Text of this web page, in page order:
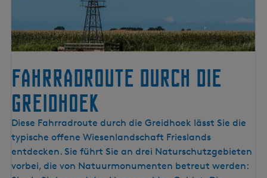
s
Fahrradroute durch die
Greidhoek
F
a
h
r
Diese Fahrradroute durch die Greidhoek lässt Sie die
typische offene Wiesenlandschaft Frieslands
entdecken. Sie führt Sie an drei Naturschutzgebieten
vorbei, die von Natuurmonumenten betreut werden: